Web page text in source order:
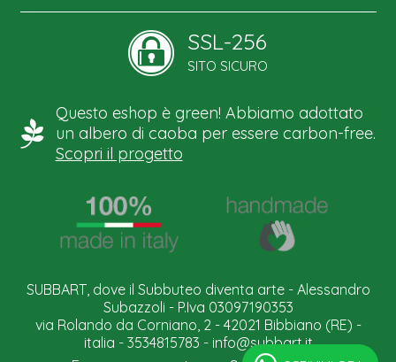
SSL-256
SITO SICURO
Questo eshop è green! Abbiamo adottato
un albero di caoba per essere carbon-free.
Scopri il progetto
SUBBART, dove il Subbuteo diventa arte - Alessandro
Subazzoli - P.Iva 03097190353
via Rolando da Corniano, 2 - 42021 Bibbiano (RE) -
italia - 3534815783 - info@subbart.it